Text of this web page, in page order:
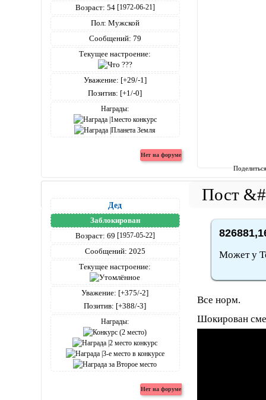
Возраст: 54 [1972-06-21]
Пол: Мужской
Сообщений: 79
Текущее настроение:
Уважение: [+29/-1]
Позитив: [+1/-0]
Награды:
Дед
Заблокирован
Возраст: 69 [1957-05-22]
Сообщений: 2025
Текущее настроение:
Уважение: [+375/-2]
Позитив: [+388/-3]
Награды:
Может у
Все норм.
Шокирован